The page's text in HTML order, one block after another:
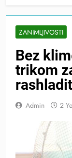
ZANIMLJIVOSTI
Bez
trikom
Admin 2